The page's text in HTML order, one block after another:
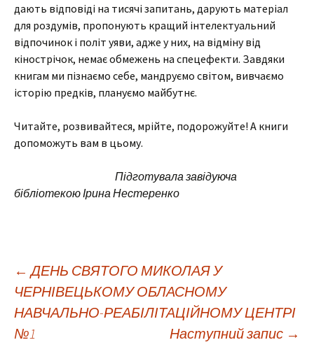
дають відповіді на тисячі запитань, дарують матеріал
для роздумів, пропонують кращий інтелектуальний
відпочинок і політ уяви, адже у них, на відміну від
кінострічок, немає обмежень на спецефекти. Завдяки
книгам ми пізнаємо себе, мандруємо світом, вивчаємо
історію предків, плануємо майбутнє.
Читайте, розвивайтеся, мрійте, подорожуйте! А книги
допоможуть вам в цьому.
Підготувала завідуюча
бібліотекою Ірина Нестеренко
Навігація
по
← ДЕНЬ СВЯТОГО МИКОЛАЯ У
ЧЕРНІВЕЦЬКОМУ ОБЛАСНОМУ
НАВЧАЛЬНО-РЕАБІЛІТАЦІЙНОМУ ЦЕНТРІ
№1
Наступний запис →